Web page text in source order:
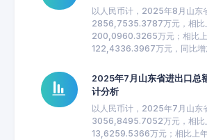
以人民币计，2025年8月山东
2856,7535.3787万元，相比
200,0960.3265万元；相比上
122,4336.3967万元，同比增
2025年7月山东省进出口总
计分析
以人民币计，2025年7月山东
3056,8495.7052万元，相比
13,6259.5366万元；相比上